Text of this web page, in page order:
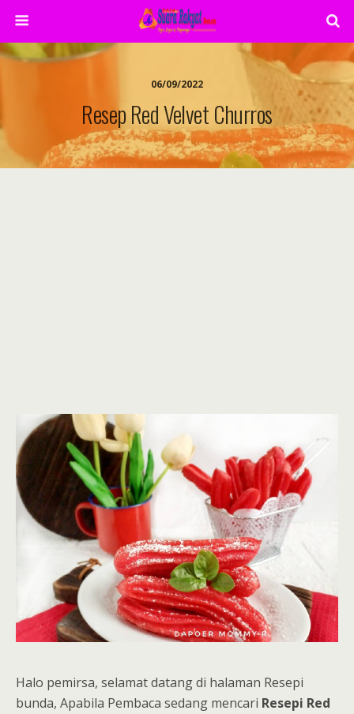
06/09/2022
Resep Red Velvet Churros
Halo pemirsa, selamat datang di halaman Resepi
bunda, Apabila Pembaca sedang mencari Resepi Red